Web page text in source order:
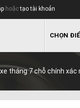
hoặctạo tài khoản
CHỌN
tháng 7 chỗ chính xác